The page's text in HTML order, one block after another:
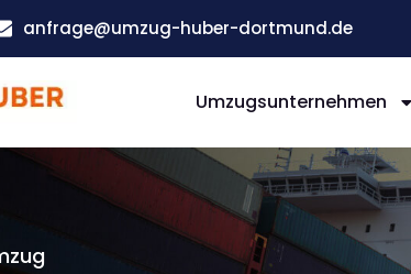
anfrage@umzug-huber-dortmund.de
Umzugsunternehmen